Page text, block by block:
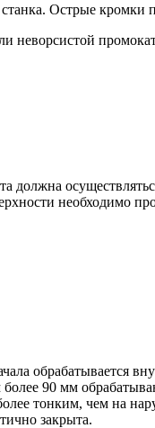
Острые кромки
неворсистой
должна
необходимо
обрабатывается
90 мм
тонким, чем на
закрыта.